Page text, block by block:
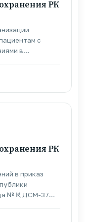
РК
с
в
РК
в приказ
№ ҚР ДСМ-37